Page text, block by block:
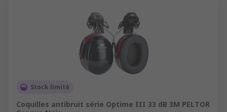
Stock limité
Coquilles antibruit série Optime III 33 dB 3M PELTOR